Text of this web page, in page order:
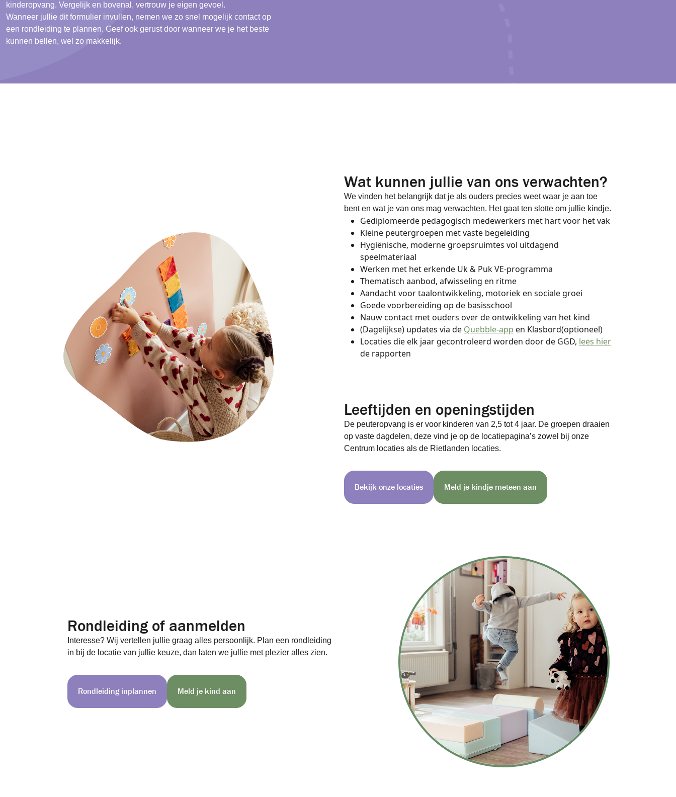
kinderopvang. Vergelijk en bovenal, vertrouw je eigen gevoel.
Wanneer jullie dit formulier invullen, nemen we zo snel mogelijk contact op
een rondleiding te plannen. Geef ook gerust door wanneer we je het beste
kunnen bellen, wel zo makkelijk.
Wat kunnen jullie van ons verwachten?
We vinden het belangrijk dat je als ouders precies weet waar je aan toe
bent en wat je van ons mag verwachten. Het gaat ten slotte om jullie kindje.
Gediplomeerde pedagogisch medewerkers met hart voor het vak
Kleine peutergroepen met vaste begeleiding
Hygiënische, moderne groepsruimtes vol uitdagend
speelmateriaal
Werken met het erkende Uk & Puk VE-programma
Thematisch aanbod, afwisseling en ritme
Aandacht voor taalontwikkeling, motoriek en sociale groei
Goede voorbereiding op de basisschool
Nauw contact met ouders over de ontwikkeling van het kind
(Dagelijkse) updates via de Quebble-app en Klasbord(optioneel)
Locaties die elk jaar gecontroleerd worden door de GGD, lees hier
de rapporten
Leeftijden en openingstijden
De peuteropvang is er voor kinderen van 2,5 tot 4 jaar. De groepen draaien
op vaste dagdelen, deze vind je op de locatiepagina’s zowel bij onze
Centrum locaties als de Rietlanden locaties.
Bekijk onze locaties Meld je kindje meteen aan
Rondleiding of aanmelden
Interesse? Wij vertellen jullie graag alles persoonlijk. Plan een rondleiding
in bij de locatie van jullie keuze, dan laten we jullie met plezier alles zien.
Rondleiding inplannen Meld je kind aan